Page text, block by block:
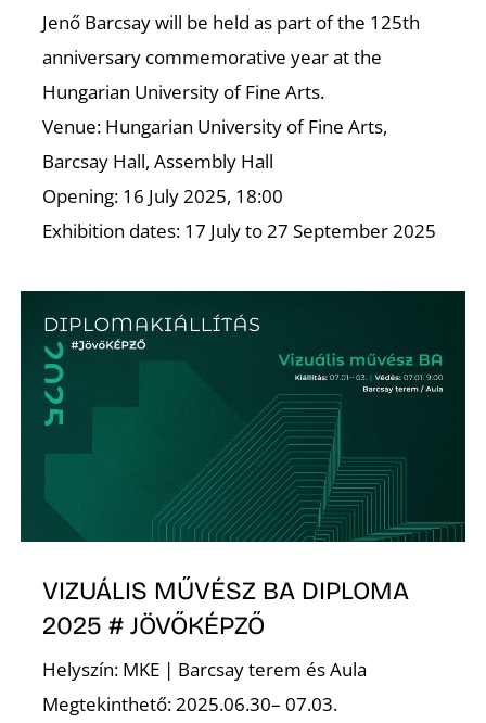
Jenő Barcsay will be held as part of the 125th
anniversary commemorative year at the
Hungarian University of Fine Arts.
Venue: Hungarian University of Fine Arts,
Barcsay Hall, Assembly Hall
Opening: 16 July 2025, 18:00
Exhibition dates: 17 July to 27 September 2025
VIZUÁLIS MŰVÉSZ BA DIPLOMA
2025 # JÖVŐKÉPZŐ
Helyszín: MKE | Barcsay terem és Aula
Megtekinthető: 2025.06.30– 07.03.